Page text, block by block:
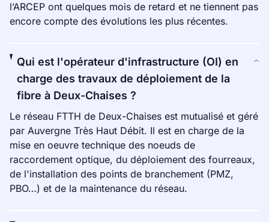
l’ARCEP ont quelques mois de retard et ne tiennent pas
encore compte des évolutions les plus récentes.
Qui est l'opérateur d'infrastructure (OI) en
charge des travaux de déploiement de la
fibre à Deux-Chaises ?
Le réseau FTTH de Deux-Chaises est mutualisé et géré
par Auvergne Très Haut Débit. Il est en charge de la
mise en oeuvre technique des noeuds de
raccordement optique, du déploiement des fourreaux,
de l'installation des points de branchement (PMZ,
PBO…) et de la maintenance du réseau.